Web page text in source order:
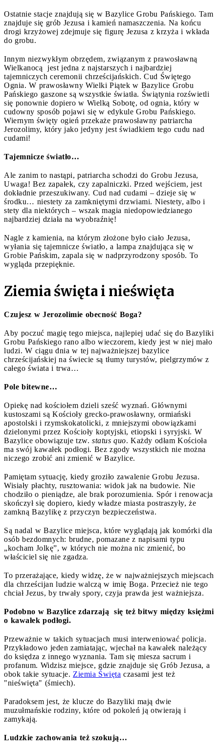
Ostatnie stacje znajdują się w Bazylice Grobu Pańskiego. Tam
znajduje się grób Jezusa i kamień namaszczenia. Na końcu
drogi krzyżowej zdejmuje się figurę Jezusa z krzyża i wkłada
do grobu.
Innym niezwykłym obrzędem, związanym z prawosławną
Wielkanocą jest jedna z najstarszych i najbardziej
tajemniczych ceremonii chrześcijańskich. Cud Świętego
Ognia. W prawosławny Wielki Piątek w Bazylice Grobu
Pańskiego gaszone są wszystkie światła. Świątynia rozświetli
się ponownie dopiero w Wielką Sobotę, od ognia, który w
cudowny sposób pojawi się w edykule Grobu Pańskiego.
Wiernym święty ogień przekaże prawosławny patriarcha
Jerozolimy, który jako jedyny jest świadkiem tego cudu nad
cudami!
Tajemnicze światło…
Ale zanim to nastąpi, patriarcha schodzi do Grobu Jezusa,
Uwaga! Bez zapałek, czy zapalniczki. Przed wejściem, jest
dokładnie przeszukiwany. Cud nad cudami – dzieje się w
środku… niestety za zamkniętymi drzwiami. Niestety, albo i
stety dla niektórych – wszak magia niedopowiedzianego
najbardziej działa na wyobraźnię!
Nagle z kamienia, na którym złożone było ciało Jezusa,
wyłania się tajemnicze światło, a lampa znajdująca się w
Grobie Pańskim, zapala się w nadprzyrodzony sposób. To
wygląda przepięknie.
Ziemia święta i nieświęta
Czujesz w Jerozolimie obecność Boga?
Aby poczuć magię tego miejsca, najlepiej udać się do Bazyliki
Grobu Pańskiego rano albo wieczorem, kiedy jest w niej mało
ludzi. W ciągu dnia w tej najważniejszej bazylice
chrześcijańskiej na świecie są tłumy turystów, pielgrzymów z
całego świata i trwa…
Pole bitewne…
Opiekę nad kościołem dzieli sześć wyznań. Głównymi
kustoszami są Kościoły grecko-prawosławny, ormiański
apostolski i rzymskokatolicki, z mniejszymi obowiązkami
dzielonymi przez Kościoły koptyjski, etiopski i syryjski. W
Bazylice obowiązuje tzw. status quo. Każdy odłam Kościoła
ma swój kawałek podłogi. Bez zgody wszystkich nie można
niczego zrobić ani zmienić w Bazylice.
Pamiętam sytuację, kiedy groziło zawalenie Grobu Jezusa.
Wisiały płachty, rusztowania: widok jak na budowie. Nie
chodziło o pieniądze, ale brak porozumienia. Spór i renowacja
skończył się dopiero, kiedy władze miasta postraszyły, że
zamkną Bazylikę z przyczyn bezpieczeństwa.
Są nadal w Bazylice miejsca, które wyglądają jak komórki dla
osób bezdomnych: brudne, pomazane z napisami typu
„kocham Jolkę”, w których nie można nic zmienić, bo
właściciel się nie zgadza.
To przerażające, kiedy widzę, że w najważniejszych miejscach
dla chrześcijan ludzie walczą w imię Boga. Przecież nie tego
chciał Jezus, by trwały spory, czyja prawda jest ważniejsza.
Podobno w Bazylice zdarzają się też bitwy między księżmi
o kawałek podłogi.
Przeważnie w takich sytuacjach musi interweniować policja.
Przykładowo jeden zamiatając, wjechał na kawałek należący
do księdza z innego wyznania. Tam się miesza sacrum i
profanum. Widzisz miejsce, gdzie znajduje się Grób Jezusa, a
obok takie sytuacje. Ziemia Święta czasami jest też
"nieświęta" (śmiech).
Paradoksem jest, że klucze do Bazyliki mają dwie
muzułmańskie rodziny, które od pokoleń ją otwierają i
zamykają.
Ludzkie zachowania też szokują…